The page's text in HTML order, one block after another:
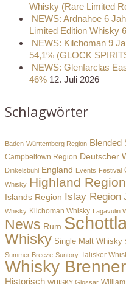
Whisky (Rare Limited
NEWS: Ardnahoe 6
Limited Edition Whisky
NEWS: Kilchoman 9
54,1% (GLOCK
NEWS: Glenfarclas
46% 12. Juli 2026
Schlagwörter
Baden-Württemberg Region Blended
Campbeltown Region Deutscher
Dinkelsbühl England Events Festival
Whisky Highland Region
Islands Region Islay Region
Whisky Kilchoman Whisky Lagavulin
News Rum
Whisky Single Malt Whisky
Summer Breeze Suntory Talisker
Whisky
Historisch WHISKY Glossar